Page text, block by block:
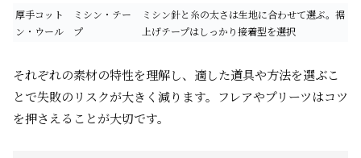
厚手コット
ン・ウール
ミシン・テー
プ
ミシン針と糸の太さは生地に合わせて選ぶ。裾
上げテープはしっかり接着型を選択
それぞれの素材の特性を理解し、適した道具や方法を選ぶこ
とで失敗のリスクが大きく減ります。フレアやプリーツはコツ
を押さえることが大切です。